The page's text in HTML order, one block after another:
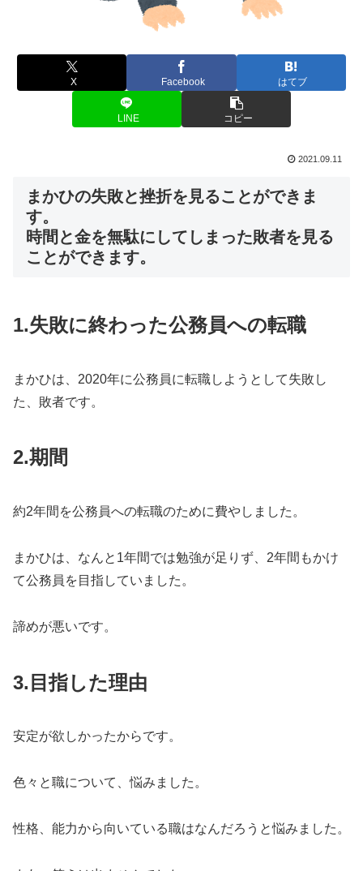
X Facebook はてブ
LINE コピー
2021.09.11
まかひの失敗と挫折を見ることができま
す。
時間と金を無駄にしてしまった敗者を見る
ことができます。
1.失敗に終わった公務員への転職
まかひは、2020年に公務員に転職しようとして失敗し
た、敗者です。
2.期間
約2年間を公務員への転職のために費やしました。
まかひは、なんと1年間では勉強が足りず、2年間もかけ
て公務員を目指していました。
諦めが悪いです。
3. 目指した理由
安定が欲しかったからです。
色々と職について、悩みました。
性格、能力から向いている職はなんだろうと悩みました。